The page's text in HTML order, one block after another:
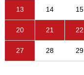
13 14 15
20 21 22
27 28 29